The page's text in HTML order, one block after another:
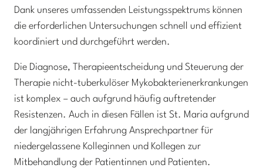
Dank unseres umfassenden Leistungsspektrums können
die erforderlichen Untersuchungen schnell und effizient
koordiniert und durchgeführt werden.
Die Diagnose, Therapieentscheidung und Steuerung der
Therapie nicht-tuberkulöser Mykobakterienerkrankungen
ist komplex – auch aufgrund häufig auftretender
Resistenzen. Auch in diesen Fällen ist St. Maria aufgrund
der langjährigen Erfahrung Ansprechpartner für
niedergelassene Kolleginnen und Kollegen zur
Mitbehandlung der Patientinnen und Patienten.